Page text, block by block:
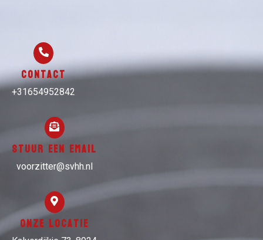
Contact
+31654952842
Stuur een email
voorzitter@svhh.nl
Onze locatie